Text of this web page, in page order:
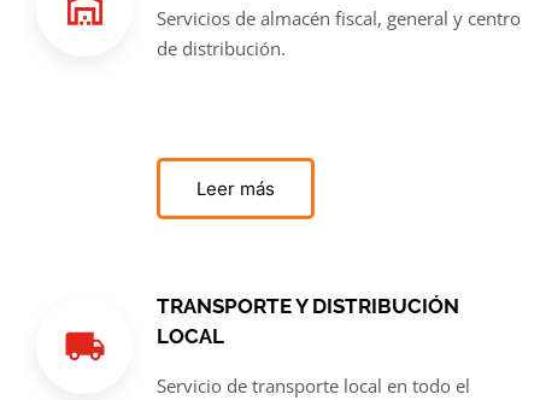
Servicios de almacén fiscal, general y centro
de distribución.
Leer más
TRANSPORTE Y DISTRIBUCIÓN
LOCAL
Servicio de transporte local en todo el